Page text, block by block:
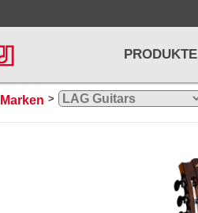
PRODUKTE
Marken >